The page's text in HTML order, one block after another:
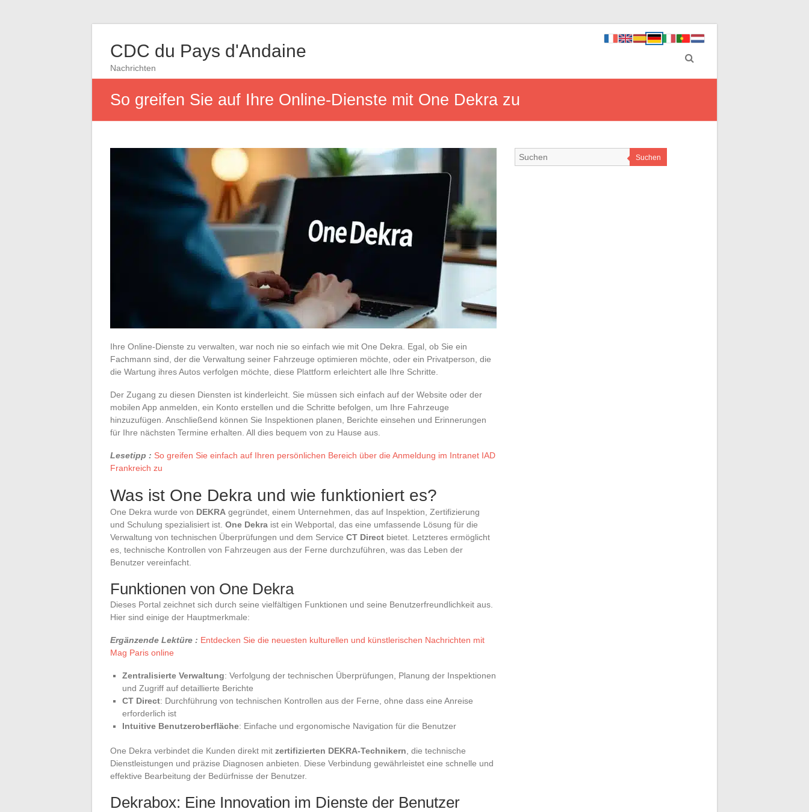
CDC du Pays d'Andaine
Nachrichten
So greifen Sie auf Ihre Online-Dienste mit One Dekra zu
Ihre Online-Dienste zu verwalten, war noch nie so einfach wie mit One Dekra. Egal, ob Sie ein
Fachmann sind, der die Verwaltung seiner Fahrzeuge optimieren möchte, oder ein Privatperson, die
die Wartung ihres Autos verfolgen möchte, diese Plattform erleichtert alle Ihre Schritte.
Der Zugang zu diesen Diensten ist kinderleicht. Sie müssen sich einfach auf der Website oder der
mobilen App anmelden, ein Konto erstellen und die Schritte befolgen, um Ihre Fahrzeuge
hinzuzufügen. Anschließend können Sie Inspektionen planen, Berichte einsehen und Erinnerungen
für Ihre nächsten Termine erhalten. All dies bequem von zu Hause aus.
Lesetipp : So greifen Sie einfach auf Ihren persönlichen Bereich über die Anmeldung im Intranet IAD
Frankreich zu
Was ist One Dekra und wie funktioniert es?
One Dekra wurde von DEKRA gegründet, einem Unternehmen, das auf Inspektion, Zertifizierung
und Schulung spezialisiert ist. One Dekra ist ein Webportal, das eine umfassende Lösung für die
Verwaltung von technischen Überprüfungen und dem Service CT Direct bietet. Letzteres ermöglicht
es, technische Kontrollen von Fahrzeugen aus der Ferne durchzuführen, was das Leben der
Benutzer vereinfacht.
Funktionen von One Dekra
Dieses Portal zeichnet sich durch seine vielfältigen Funktionen und seine Benutzerfreundlichkeit aus.
Hier sind einige der Hauptmerkmale:
Ergänzende Lektüre : Entdecken Sie die neuesten kulturellen und künstlerischen Nachrichten mit
Mag Paris online
Zentralisierte Verwaltung: Verfolgung der technischen Überprüfungen, Planung der Inspektionen
und Zugriff auf detaillierte Berichte
CT Direct: Durchführung von technischen Kontrollen aus der Ferne, ohne dass eine Anreise
erforderlich ist
Intuitive Benutzeroberfläche: Einfache und ergonomische Navigation für die Benutzer
One Dekra verbindet die Kunden direkt mit zertifizierten DEKRA-Technikern , die technische
Dienstleistungen und präzise Diagnosen anbieten. Diese Verbindung gewährleistet eine schnelle und
effektive Bearbeitung der Bedürfnisse der Benutzer.
Dekrabox: Eine Innovation im Dienste der Benutzer
Suchen